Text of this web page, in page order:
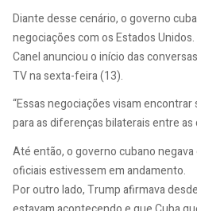
Diante desse cenário, o governo
negociações com os Estados
Canel anunciou o início das
TV na sexta-feira (13).
“Essas negociações visam
para as diferenças bilaterais entre as
Até então, o governo cubano
oficiais estivessem em andamento.
Por outro lado, Trump afirmava